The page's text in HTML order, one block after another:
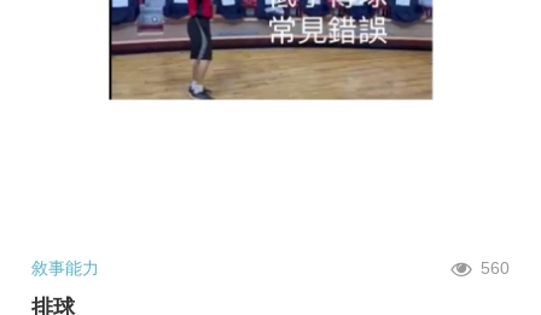
敘事能力 560
排球